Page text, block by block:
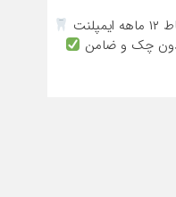
چک و ضامن